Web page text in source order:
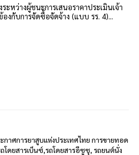
ระหว่างผู้ชนะการเสนอราคาประเมินเจ้า
งกับการจัดซื้อจัดจ้าง (แบบ รร. 4)...
กาศการยาสูบแห่งประเทศไทย การขายทอด
โดยสารเบ็นซ์,รถโดยสารอีซูซุ, รถยนต์นั่ง